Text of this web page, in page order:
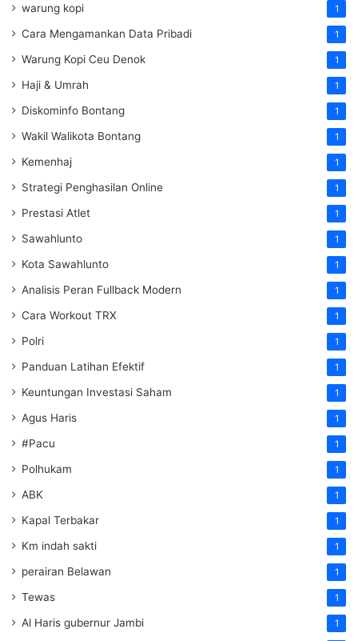
warung kopi 1
Cara Mengamankan Data Pribadi 1
Warung Kopi Ceu Denok 1
Haji & Umrah 1
Diskominfo Bontang 1
Wakil Walikota Bontang 1
Kemenhaj 1
Strategi Penghasilan Online 1
Prestasi Atlet 1
Sawahlunto 1
Kota Sawahlunto 1
Analisis Peran Fullback Modern 1
Cara Workout TRX 1
Polri 1
Panduan Latihan Efektif 1
Keuntungan Investasi Saham 1
Agus Haris 1
#Pacu 1
Polhukam 1
ABK 1
Kapal Terbakar 1
Km indah sakti 1
perairan Belawan 1
Tewas 1
Al Haris gubernur Jambi 1